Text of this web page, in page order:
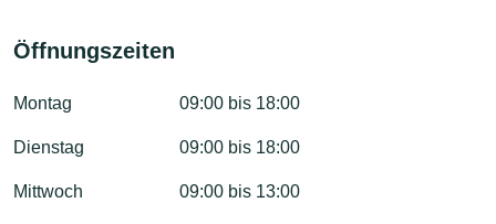
Öffnungszeiten
Montag 09:00 bis 18:00
Dienstag 09:00 bis 18:00
Mittwoch 09:00 bis 13:00